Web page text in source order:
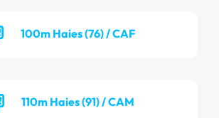
100m Haies (76) / CAF
110m Haies (91) / CAM